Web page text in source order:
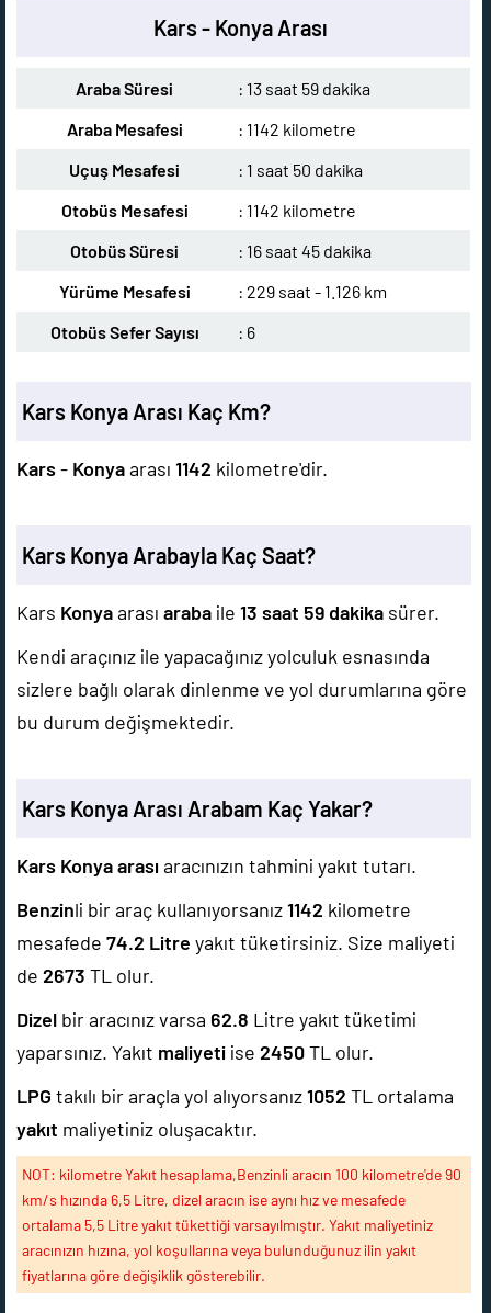
Kars - Konya Arası
Araba Süresi
: 13 saat 59 dakika
Araba Mesafesi
: 1142 kilometre
Uçuş Mesafesi
: 1 saat 50 dakika
Otobüs Mesafesi
: 1142 kilometre
Otobüs Süresi
: 16 saat 45 dakika
Yürüme Mesafesi
: 229 saat - 1.126 km
Otobüs Sefer Sayısı
: 6
Kars Konya Arası Kaç Km?
Kars- Konyaarası 1142 kilometre'dir.
Kars Konya Arabayla Kaç Saat?
Kars Konyaarası araba ile 13 saat 59 dakika sürer.
Kendi araçınız ile yapacağınız yolculuk esnasında
sizlere bağlı olarak dinlenme ve yol durumlarına göre
bu durum değişmektedir.
Kars Konya Arası Arabam Kaç Yakar?
Kars Konya arasıaracınızın tahmini yakıt tutarı.
Benzinli bir araç kullanıyorsanız1142 kilometre
mesafede 74.2 Litre yakıt tüketirsiniz. Size maliyeti
de 2673 TL olur.
Dizel bir aracınız varsa 62.8 Litre yakıt tüketimi
yaparsınız. Yakıt maliyeti ise 2450TL olur.
LPG takılı bir araçla yol alıyorsanız1052 TL ortalama
yakıt maliyetiniz oluşacaktır.
NOT: kilometre Yakıt hesaplama,Benzinli aracın 100 kilometre'de 90
km/s hızında 6,5 Litre, dizel aracın ise aynı hız ve mesafede
ortalama 5,5 Litre yakıt tükettiği varsayılmıştır. Yakıt maliyetiniz
aracınızın hızına, yol koşullarına veya bulunduğunuz ilin yakıt
fiyatlarına göre değişiklik gösterebilir.